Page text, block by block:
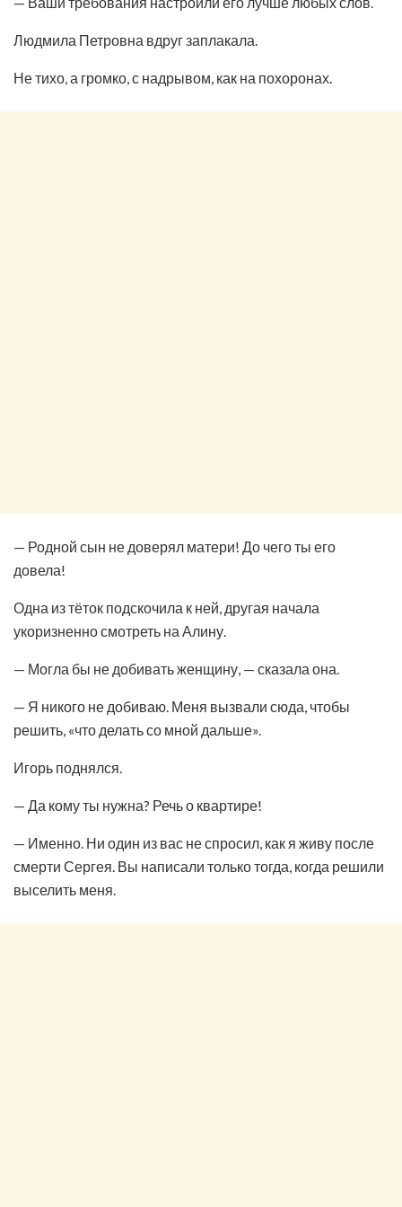
Людмила Петровна вдруг заплакала.
Не тихо, а громко, с надрывом, как на похоронах.
— Родной сын не доверял матери! До чего ты его
довела!
Одна из тёток подскочила к ней, другая начала
укоризненно смотреть на Алину.
— Могла бы не добивать женщину, — сказала она.
— Я никого не добиваю. Меня вызвали сюда, чтобы
решить, «что делать со мной дальше».
Игорь поднялся.
— Да кому ты нужна? Речь о квартире!
— Именно. Ни один из вас не спросил, как я живу после
смерти Сергея. Вы написали только тогда, когда решили
выселить меня.